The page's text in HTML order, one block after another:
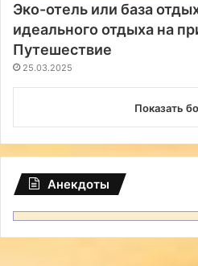
Эко-отель или база
идеального отдыха на
Путешествие
25.03.2025
Показать
Анекдоты